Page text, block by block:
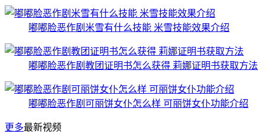
嘟嘟脸恶作剧米雪有什么技能 米雪技能效果介绍
嘟嘟脸恶作剧教团证明书怎么获得 莉娜证明书获取方法
嘟嘟脸恶作剧可丽饼女仆怎么样 可丽饼女仆功能介绍
更多最新视频